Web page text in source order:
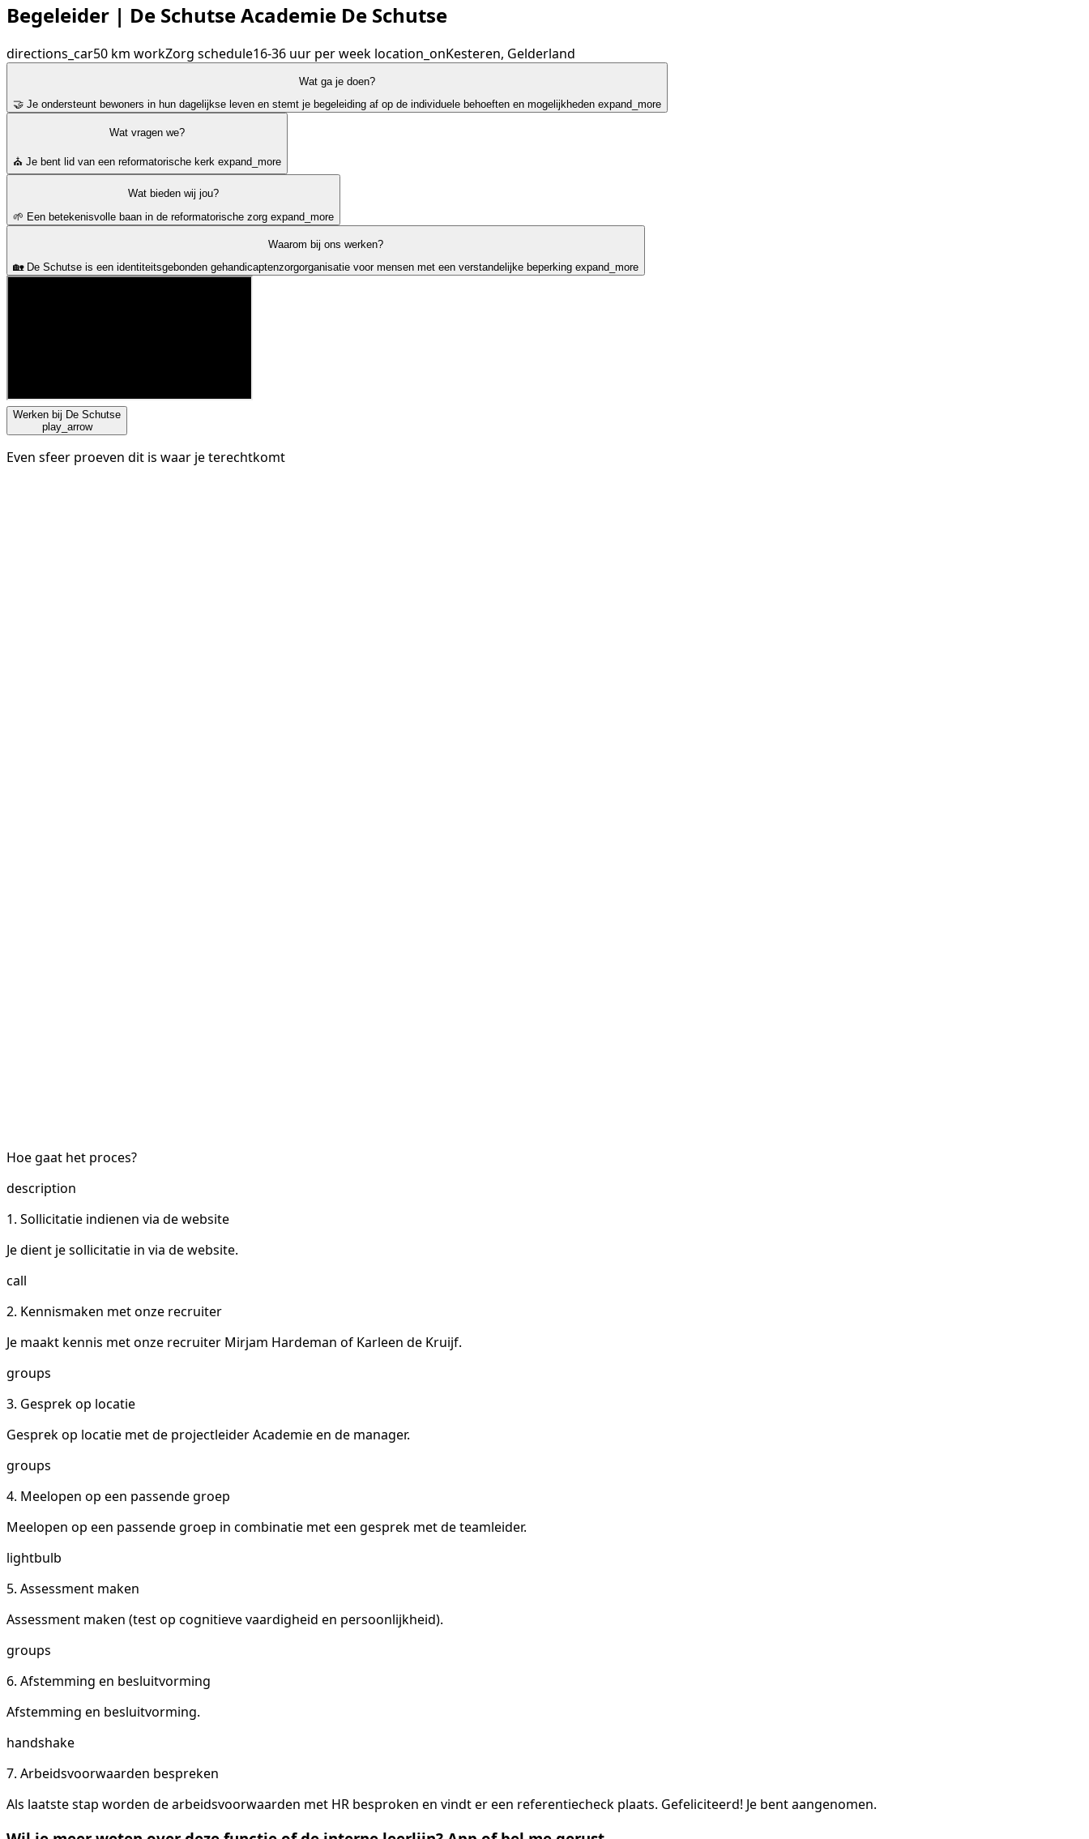
Begeleider | De Schutse Academie De Schutse
directions_car50 km workZorg schedule16-36 uur per week location_onKesteren, Gelderland
Wat ga je doen?
🤝 Je ondersteunt bewoners in hun dagelijkse leven en stemt je begeleiding af op de individuele behoeften en mogelijkheden expand_more
Wat vragen we?
⛪ Je bent lid van een reformatorische kerk expand_more
Wat bieden wij jou?
🌱 Een betekenisvolle baan in de reformatorische zorg expand_more
Waarom bij ons werken?
🏡 De Schutse is een identiteitsgebonden gehandicaptenzorgorganisatie voor mensen met een verstandelijke beperking expand_more
Werken bij De Schutse
play_arrow
Even sfeer proeven dit is waar je terechtkomt
Hoe gaat het proces?
description
1. Sollicitatie indienen via de website
Je dient je sollicitatie in via de website.
call
2. Kennismaken met onze recruiter
Je maakt kennis met onze recruiter Mirjam Hardeman of Karleen de Kruijf.
groups
3. Gesprek op locatie
Gesprek op locatie met de projectleider Academie en de manager.
groups
4. Meelopen op een passende groep
Meelopen op een passende groep in combinatie met een gesprek met de teamleider.
lightbulb
5. Assessment maken
Assessment maken (test op cognitieve vaardigheid en persoonlijkheid).
groups
6. Afstemming en besluitvorming
Afstemming en besluitvorming.
handshake
7. Arbeidsvoorwaarden bespreken
Als laatste stap worden de arbeidsvoorwaarden met HR besproken en vindt er een referentiecheck plaats. Gefeliciteerd! Je bent aangenomen.